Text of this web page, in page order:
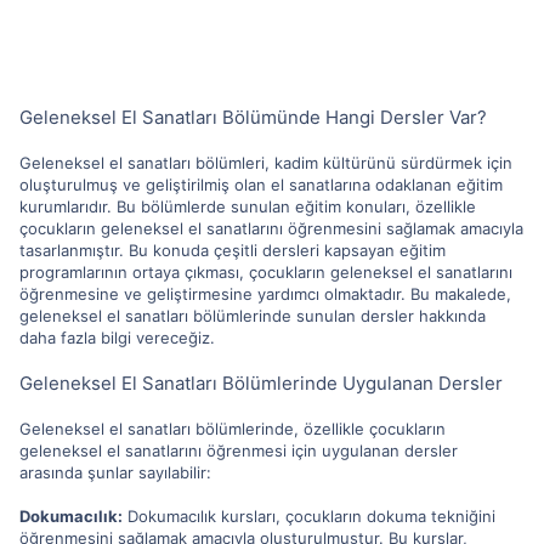
Geleneksel El Sanatları Bölümünde Hangi Dersler Var?
Geleneksel el sanatları bölümleri, kadim kültürünü sürdürmek için
oluşturulmuş ve geliştirilmiş olan el sanatlarına odaklanan eğitim
kurumlarıdır. Bu bölümlerde sunulan eğitim konuları, özellikle
çocukların geleneksel el sanatlarını öğrenmesini sağlamak amacıyla
tasarlanmıştır. Bu konuda çeşitli dersleri kapsayan eğitim
programlarının ortaya çıkması, çocukların geleneksel el sanatlarını
öğrenmesine ve geliştirmesine yardımcı olmaktadır. Bu makalede,
geleneksel el sanatları bölümlerinde sunulan dersler hakkında
daha fazla bilgi vereceğiz.
Geleneksel El Sanatları Bölümlerinde Uygulanan Dersler
Geleneksel el sanatları bölümlerinde, özellikle çocukların
geleneksel el sanatlarını öğrenmesi için uygulanan dersler
arasında şunlar sayılabilir:
Dokumacılık: Dokumacılık kursları, çocukların dokuma tekniğini
öğrenmesini sağlamak amacıyla oluşturulmuştur. Bu kurslar,